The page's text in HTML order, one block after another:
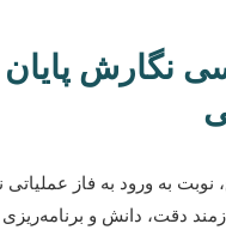
پایان
ورود به فاز عملیاتی نگارش
دانش و برنامه‌ریزی